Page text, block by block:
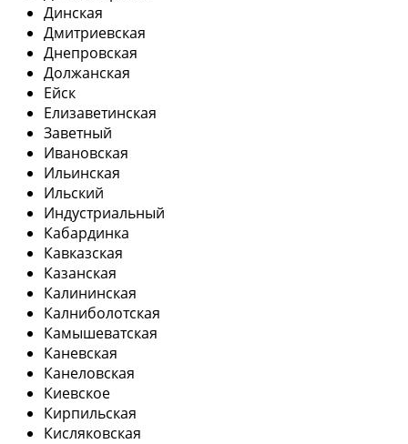
Динская
Дмитриевская
Днепровская
Должанская
Ейск
Елизаветинская
Заветный
Ивановская
Ильинская
Ильский
Индустриальный
Кабардинка
Кавказская
Казанская
Калининская
Калниболотская
Камышеватская
Каневская
Канеловская
Киевское
Кирпильская
Кисляковская